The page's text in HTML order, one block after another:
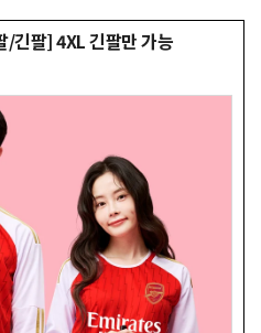
긴팔] 4XL 긴팔만 가능